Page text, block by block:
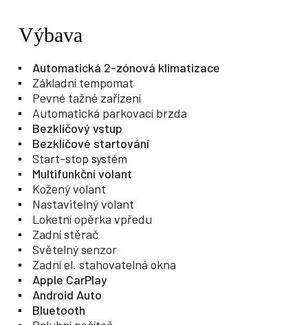
Výbava
Automatická 2-zónová klimatizace
Základní tempomat
Pevné tažné zařízení
Automatická parkovací brzda
Bezklíčový vstup
Bezklíčové startování
Start-stop systém
Multifunkční volant
Kožený volant
Nastavitelný volant
Loketní opěrka vpředu
Zadní stěrač
Světelný senzor
Zadní el. stahovatelná okna
Apple CarPlay
Android Auto
Bluetooth